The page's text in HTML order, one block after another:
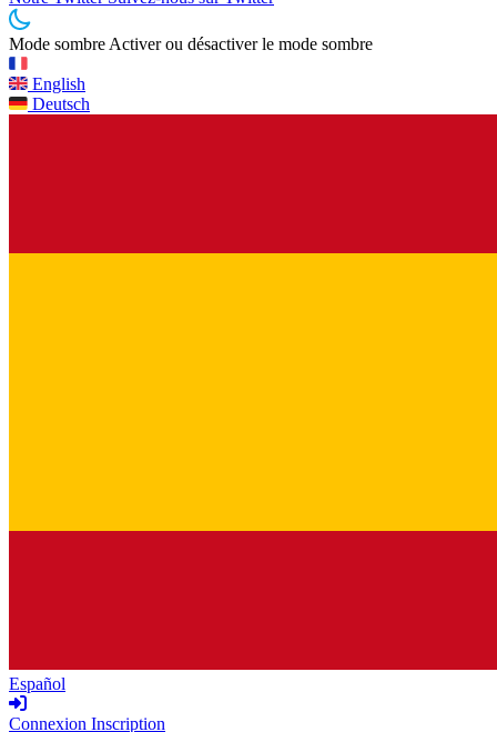
Mode sombre Activer ou désactiver le mode sombre
English
Deutsch
Español
Connexion Inscription